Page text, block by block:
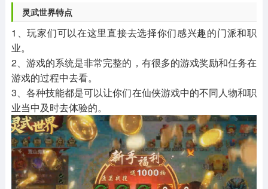
灵武世界特点
1、玩家们可以在这里直接去选择你们感兴趣的门派和职
业。
2、游戏的系统是非常完整的，有很多的游戏奖励和任务在
游戏的过程中去看。
3、各种技能都是可以让你们在仙侠游戏中的不同人物和职
业当中及时去体验的。